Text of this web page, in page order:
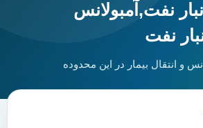
نفت,آمبولانس
نفت
و انتقال بیمار در این محدوده